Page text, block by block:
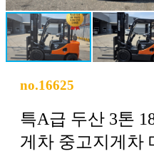
no.16625
특A급 두산 3톤
게차 중고지게차